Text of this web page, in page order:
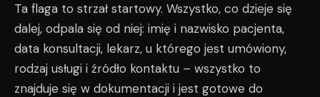
Ta flaga to strzał startowy. Wszystko, co dzieje się
dalej, odpala się od niej: imię i nazwisko pacjenta,
data konsultacji, lekarz, u którego jest umówiony,
rodzaj usługi i źródło kontaktu – wszystko to
znajduje się w dokumentacji i jest gotowe do